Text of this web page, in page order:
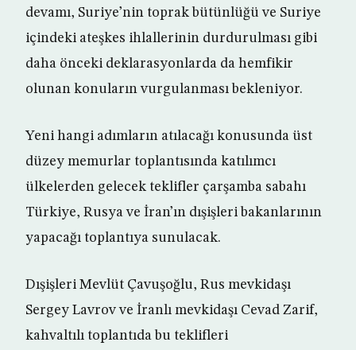
devamı, Suriye’nin toprak bütünlüğü ve Suriye
içindeki ateşkes ihlallerinin durdurulması gibi
daha önceki deklarasyonlarda da hemfikir
olunan konuların vurgulanması bekleniyor.
Yeni hangi adımların atılacağı konusunda üst
düzey memurlar toplantısında katılımcı
ülkelerden gelecek teklifler çarşamba sabahı
Türkiye, Rusya ve İran’ın dışişleri bakanlarının
yapacağı toplantıya sunulacak.
Dışişleri Mevlüt Çavuşoğlu, Rus mevkidaşı
Sergey Lavrov ve İranlı mevkidaşı Cevad Zarif,
kahvaltılı toplantıda bu teklifleri